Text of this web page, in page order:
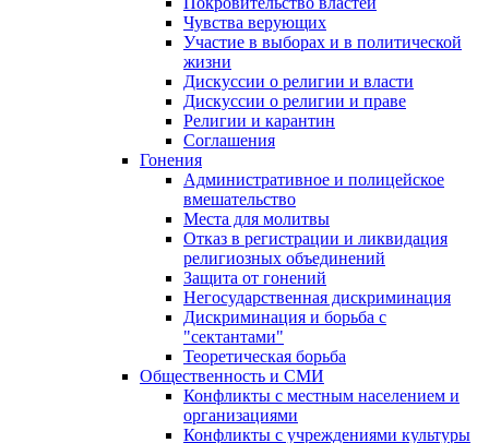
Чувства верующих
Участие в выборах и в политической
жизни
Дискуссии о религии и власти
Дискуссии о религии и праве
Религии и карантин
Соглашения
Гонения
Административное и полицейское
вмешательство
Места для молитвы
Отказ в регистрации и ликвидация
религиозных объединений
Защита от гонений
Негосударственная дискриминация
Дискриминация и борьба с
"сектантами"
Теоретическая борьба
Общественность и СМИ
Конфликты с местным населением и
организациями
Конфликты с учреждениями культуры